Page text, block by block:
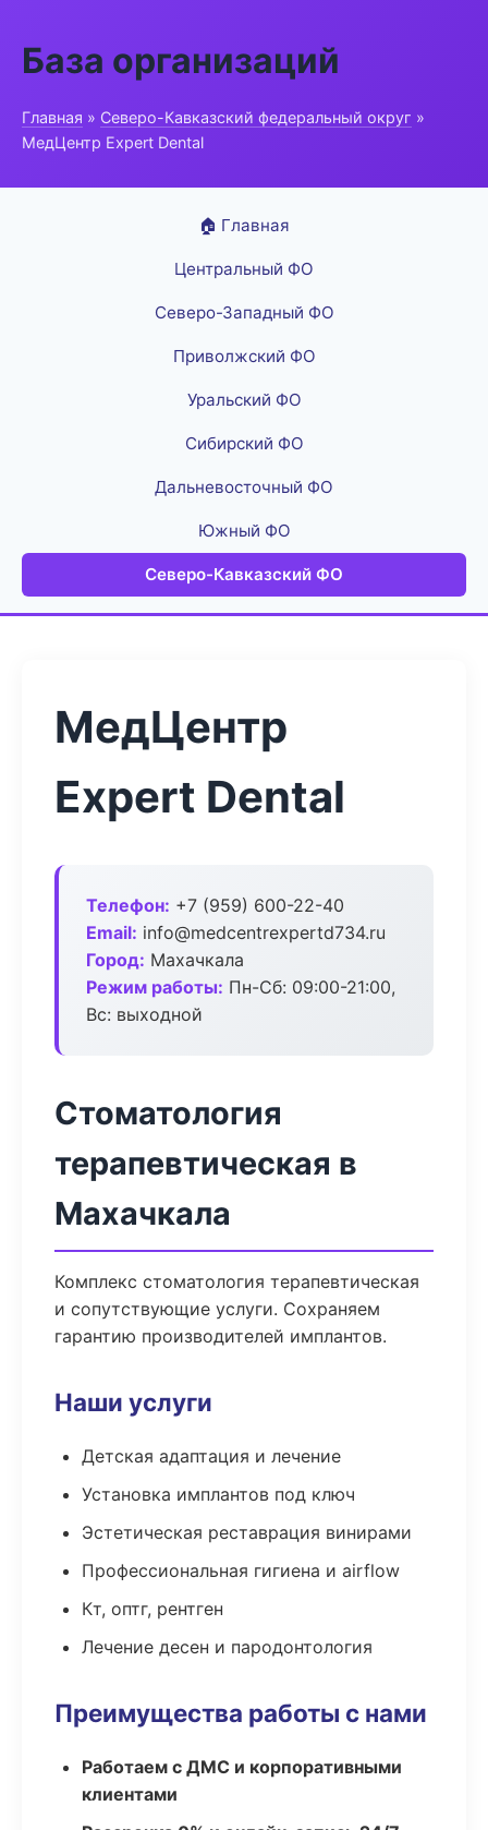
База организаций
Главная » Северо-Кавказский федеральный округ »
МедЦентр Expert Dental
🏠 Главная
Центральный ФО
Северо-Западный ФО
Приволжский ФО
Уральский ФО
Сибирский ФО
Дальневосточный ФО
Южный ФО
Северо-Кавказский ФО
МедЦентр
Expert Dental
Телефон: +7 (959) 600-22-40
Email: info@medcentrexpertd734.ru
Город: Махачкала
Режим работы: Пн-Сб: 09:00-21:00,
Вс: выходной
Стоматология
терапевтическая в
Махачкала
Комплекс стоматология терапевтическая
и сопутствующие услуги. Сохраняем
гарантию производителей имплантов.
Наши услуги
Детская адаптация и лечение
Установка имплантов под ключ
Эстетическая реставрация винирами
Профессиональная гигиена и airflow
Кт, оптг, рентген
Лечение десен и пародонтология
Преимущества работы с нами
Работаем с ДМС и корпоративными
клиентами